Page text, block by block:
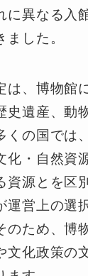
に異なる入
した。
は、博物館
史遺産、動
くの国では
化・自然資
資源とを区
運営上の選
のため、博
文化政策の